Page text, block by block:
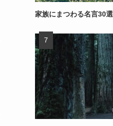
家族にまつわる名言30選